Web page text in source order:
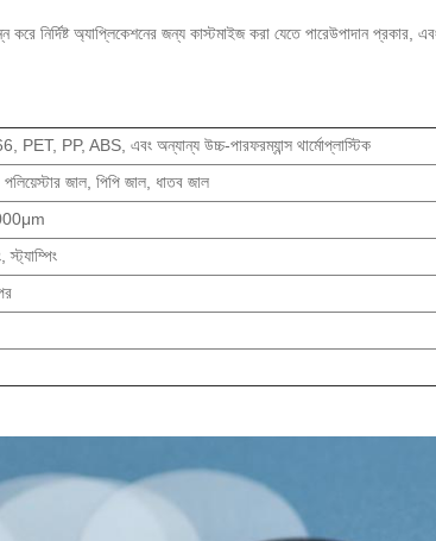
করে নির্দিষ্ট অ্যাপ্লিকেশনের জন্য কাস্টমাইজ করা যেতে পারেউপাদান প্রকার,
PET, PP, ABS, এবং অন্যান্য উচ্চ-পারফরম্যান্স থার্মোপ্লাস্টিক
জাল, পিপি জাল, ধাতব জাল
স্ট্যাম্পিং